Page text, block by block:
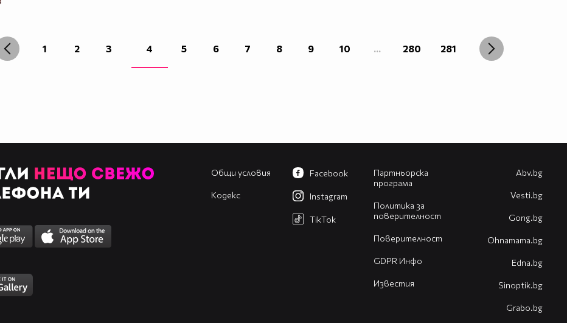
1 2 3 4 5 6 7 8 9 10 ... 280 281
Общи условия
Кодекс
Партньорска
програма
Политика за
поверителност
Поверителност
GDPR Инфо
Известия
Facebook
Instagram
TikTok
Abv.bg
Vesti.bg
Gong.bg
Оhnamama.bg
Edna.bg
Sinoptik.bg
Grabo.bg